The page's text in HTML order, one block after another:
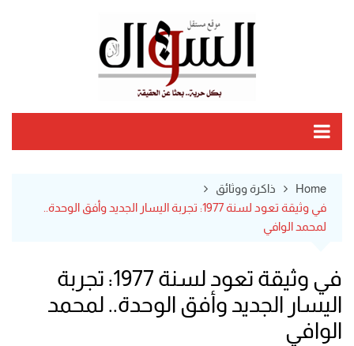
Home
ذاكرة ووثائق
في وثيقة تعود لسنة 1977: تجربة اليسار الجديد وأفق الوحدة..
لمحمد الوافي
في وثيقة تعود لسنة 1977: تجربة
اليسار الجديد وأفق الوحدة.. لمحمد
الوافي